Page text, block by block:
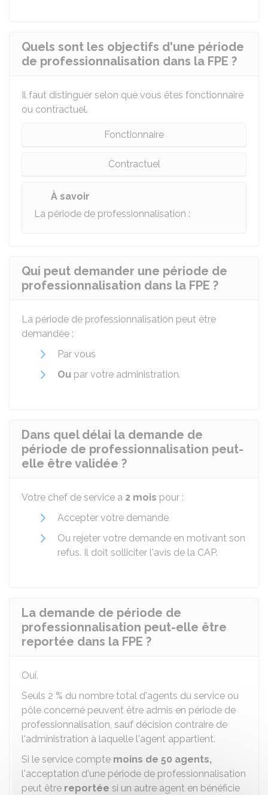
Quels sont les objectifs d'une période
de professionnalisation dans la FPE ?
Il faut distinguer selon que vous êtes fonctionnaire
ou contractuel.
Fonctionnaire
Contractuel
À savoir
La période de professionnalisation :
Qui peut demander une période de
professionnalisation dans la FPE ?
La période de professionnalisation peut être
demandée :
Par vous
Ou par votre administration.
Dans quel délai la demande de
période de professionnalisation peut-
elle être validée ?
Votre chef de service a 2 mois pour :
Accepter votre demande
Ou rejeter votre demande en motivant son
refus. Il doit solliciter l'avis de la CAP.
La demande de période de
professionnalisation peut-elle être
reportée dans la FPE ?
Oui.
Seuls 2 % du nombre total d'agents du service ou
pôle concerné peuvent être admis en période de
professionnalisation, sauf décision contraire de
l'administration à laquelle l'agent appartient.
Si le service compte moins de 50 agents,
l'acceptation d'une période de professionnalisation
peut être reportée si un autre agent en bénéficie